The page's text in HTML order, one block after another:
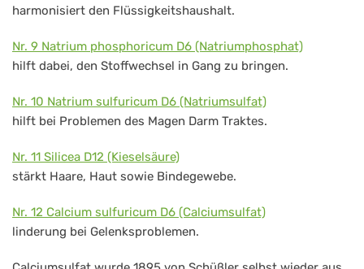
harmonisiert den Flüssigkeitshaushalt.
Nr. 9 Natrium phosphoricum D6 (Natriumphosphat)
hilft dabei, den Stoffwechsel in Gang zu bringen.
Nr. 10 Natrium sulfuricum D6 (Natriumsulfat)
hilft bei Problemen des Magen Darm Traktes.
Nr. 11 Silicea D12 (Kieselsäure)
stärkt Haare, Haut sowie Bindegewebe.
Nr. 12 Calcium sulfuricum D6 (Calciumsulfat)
linderung bei Gelenksproblemen.